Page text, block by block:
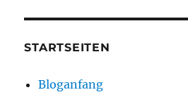
STARTSEITEN
Bloganfang